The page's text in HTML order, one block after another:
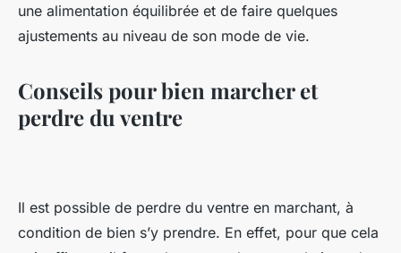
une alimentation équilibrée et de faire quelques
ajustements au niveau de son mode de vie.
Conseils pour bien marcher et
perdre du ventre
Il est possible de perdre du ventre en marchant, à
condition de bien s’y prendre. En effet, pour que cela